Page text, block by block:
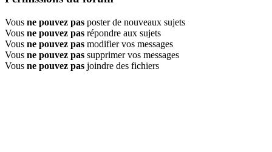
Vous ne pouvez pas poster de nouveaux sujets
Vous ne pouvez pas répondre aux sujets
Vous ne pouvez pas modifier vos messages
Vous ne pouvez pas supprimer vos messages
Vous ne pouvez pas joindre des fichiers